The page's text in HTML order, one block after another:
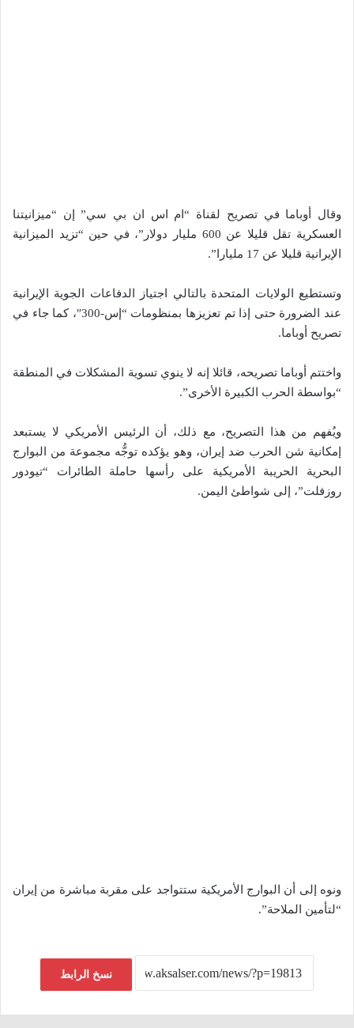
وقال أوباما في تصريح لقناة “ام اس ان بي سي” إن “ميزانيتنا
العسكرية تقل قليلا عن 600 مليار دولار”، في حين “تزيد الميزانية
الإيرانية قليلا عن 17 مليارا”.
وتستطيع الولايات المتحدة بالتالي اجتياز الدفاعات الجوية الإيرانية
عند الضرورة حتى إذا تم تعزيزها بمنظومات “إس-300″، كما جاء في
تصريح أوباما.
واختتم أوباما تصريحه، قائلا إنه لا ينوي تسوية المشكلات في المنطقة
“بواسطة الحرب الكبيرة الأخرى”.
ويُفهم من هذا التصريح، مع ذلك، أن الرئيس الأمريكي لا يستبعد
إمكانية شن الحرب ضد إيران، وهو يؤكده توجُّه مجموعة من البوارج
البحرية الحريبة الأمريكية على رأسها حاملة الطائرات “تيودور
روزفلت”، إلى شواطئ اليمن.
ونوه إلى أن البوارج الأمريكية ستتواجد على مقربة مباشرة من إيران
“لتأمين الملاحة”.
نسخ الرابط